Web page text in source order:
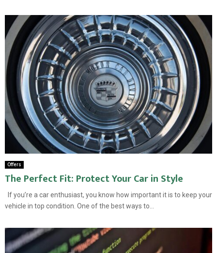
Offers
The Perfect Fit: Protect Your Car in Style
If you’re a car enthusiast, you know how important it is to keep your
vehicle in top condition. One of the best ways to...